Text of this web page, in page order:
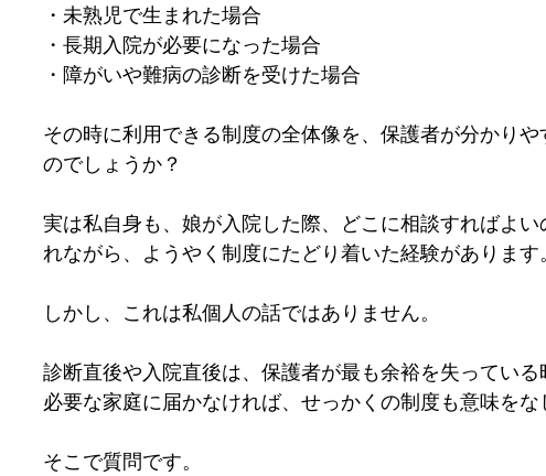
・未熟児で生まれた場合
・長期入院が必要になった場合
・障がいや難病の診断を受けた場合
その時に利用できる制度の全体像を、保護者が分かり
のでしょうか？
実は私自身も、娘が入院した際、どこに相談すればよ
れながら、ようやく制度にたどり着いた経験があります。
しかし、これは私個人の話ではありません。
診断直後や入院直後は、保護者が最も余裕を失ってい
必要な家庭に届かなければ、せっかくの制度も意味をな
そこで質問です。